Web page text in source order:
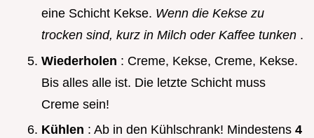
eine Schicht Kekse. Wenn die Kekse zu
trocken sind, kurz in Milch oder Kaffee tunken .
Wiederholen : Creme, Kekse, Creme, Kekse.
Bis alles alle ist. Die letzte Schicht muss
Creme sein!
Kühlen : Ab in den Kühlschrank! Mindestens 4